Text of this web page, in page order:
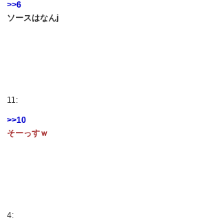
>>6
ソースはなんj
11:
>>10
そーっすｗ
4: